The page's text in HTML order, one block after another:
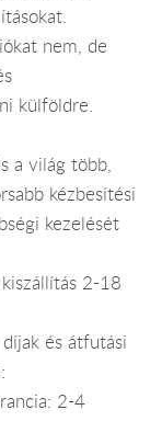
nem, de
külföldre.
a világ több,
kézbesítési
kezelését
2-18
és átfutási
2-4